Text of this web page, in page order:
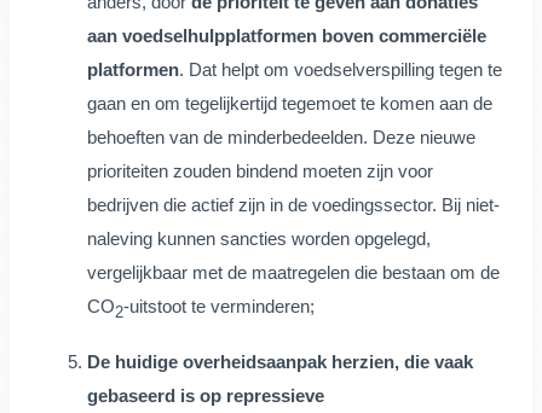
aan voedselhulpplatformen boven commerciële
platformen. Dat helpt om voedselverspilling tegen te
gaan en om tegelijkertijd tegemoet te komen aan de
behoeften van de minderbedeelden. Deze nieuwe
prioriteiten zouden bindend moeten zijn voor
bedrijven die actief zijn in de voedingssector. Bij niet-
naleving kunnen sancties worden opgelegd,
vergelijkbaar met de maatregelen die bestaan om de
CO2-uitstoot te verminderen;
De huidige overheidsaanpak herzien, die vaak
gebaseerd is op repressieve